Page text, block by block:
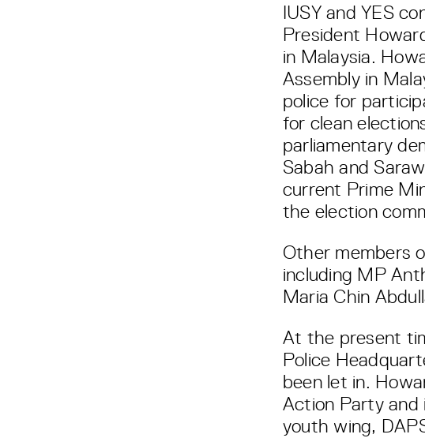
IUSY and YES
President
in Malaysia.
Assembly in
police for
for clean
parliamentary
Sabah and
current Prime
the election
Other members
including MP
Maria Chin
At the present
Police
been let in.
Action Party and
youth wing,